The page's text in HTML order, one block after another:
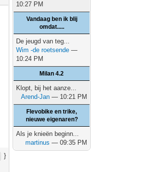
}
10:27 PM
Vandaag ben ik blij
omdat.....
De jeugd van teg...
Wim -de roetsende —
10:24 PM
Milan 4.2
Klopt, bij het aanze...
Arend-Jan — 10:21 PM
Flevobike en trike,
nieuwe eigenaren?
Als je knieën beginn...
martinus — 09:35 PM